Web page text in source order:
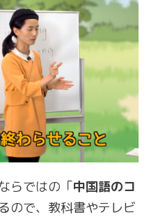
らではの「中国語のコ
ので、教科書やテレビ